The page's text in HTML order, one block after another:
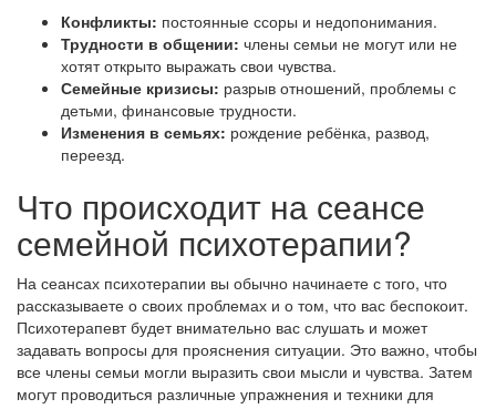
Конфликты: постоянные ссоры и недопонимания.
Трудности в общении: члены семьи не могут или не
хотят открыто выражать свои чувства.
Семейные кризисы: разрыв отношений, проблемы с
детьми, финансовые трудности.
Изменения в семьях: рождение ребёнка, развод,
переезд.
Что происходит на сеансе
семейной психотерапии?
На сеансах психотерапии вы обычно начинаете с того, что
рассказываете о своих проблемах и о том, что вас беспокоит.
Психотерапевт будет внимательно вас слушать и может
задавать вопросы для прояснения ситуации. Это важно, чтобы
все члены семьи могли выразить свои мысли и чувства. Затем
могут проводиться различные упражнения и техники для